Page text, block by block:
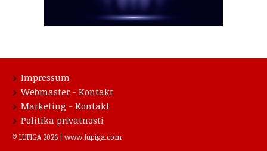
Impressum
Webmaster - Kontakt
Marketing - Kontakt
Politika privatnosti
© LUPIGA 2026 | www.lupiga.com